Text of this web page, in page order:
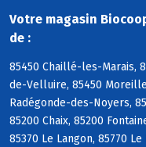
Votre magasin
de :
85450 Chaillé-les-Marais,
de-Velluire, 85450
Radégonde-des-Noyers,
85200 Chaix, 85200
85370 Le Langon, 85770